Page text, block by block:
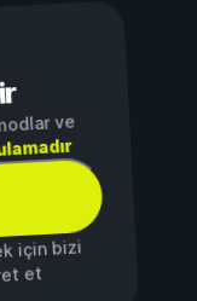
ve
için bizi
et